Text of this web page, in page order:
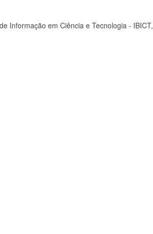
Informação em Ciência e Tecnologia - IBICT,